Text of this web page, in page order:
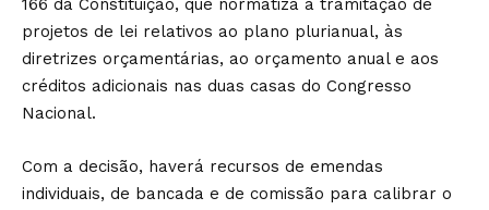
166 da Constituição, que normatiza a tramitação de
projetos de lei relativos ao plano plurianual, às
diretrizes orçamentárias, ao orçamento anual e aos
créditos adicionais nas duas casas do Congresso
Nacional.
Com a decisão, haverá recursos de emendas
individuais, de bancada e de comissão para calibrar o